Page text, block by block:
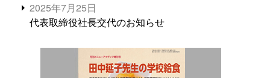
2025年7月25日
代表取締役社長交代のお知らせ